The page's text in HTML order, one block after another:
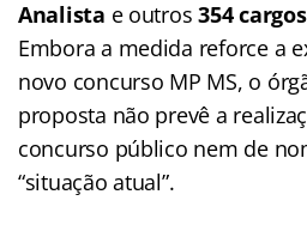
Analista e outros354
Embora a medida reforce a
novo concurso MP MS, o
proposta não prevê a
concurso público nem de
“situação atual”.